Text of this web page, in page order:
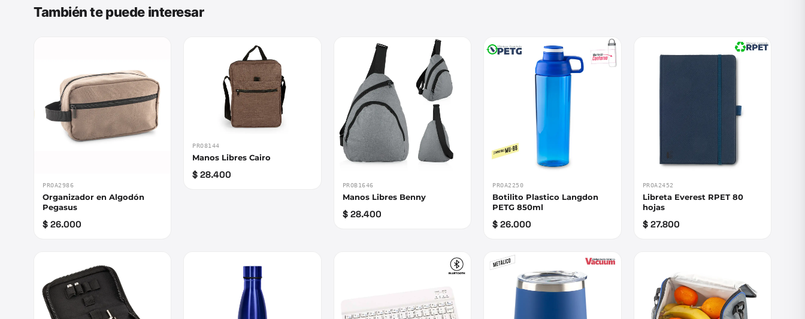
También te puede interesar
PROA2986
Organizador en Algodón
Pegasus
$ 26.000
PRO8144
Manos Libres Cairo
$ 28.400
PROB1646
Manos Libres Benny
$ 28.400
PROA2250
Botilito Plastico Langdon
PETG 850ml
$ 26.000
PROA2452
Libreta Everest RPET 80
hojas
$ 27.800